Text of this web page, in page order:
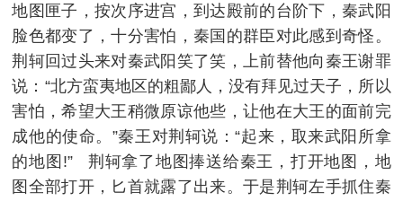
地图匣子，按次序进宫，到达殿前的台阶下，秦武阳
脸色都变了，十分害怕，秦国的群臣对此感到奇怪。
荆轲回过头来对秦武阳笑了笑，上前替他向秦王谢罪
说：“北方蛮夷地区的粗鄙人，没有拜见过天子，所以
害怕，希望大王稍微原谅他些，让他在大王的面前完
成他的使命。”秦王对荆轲说：“起来，取来武阳所拿
的地图!” 荆轲拿了地图捧送给秦王，打开地图，地
图全部打开，匕首就露了出来。于是荆轲左手抓住秦